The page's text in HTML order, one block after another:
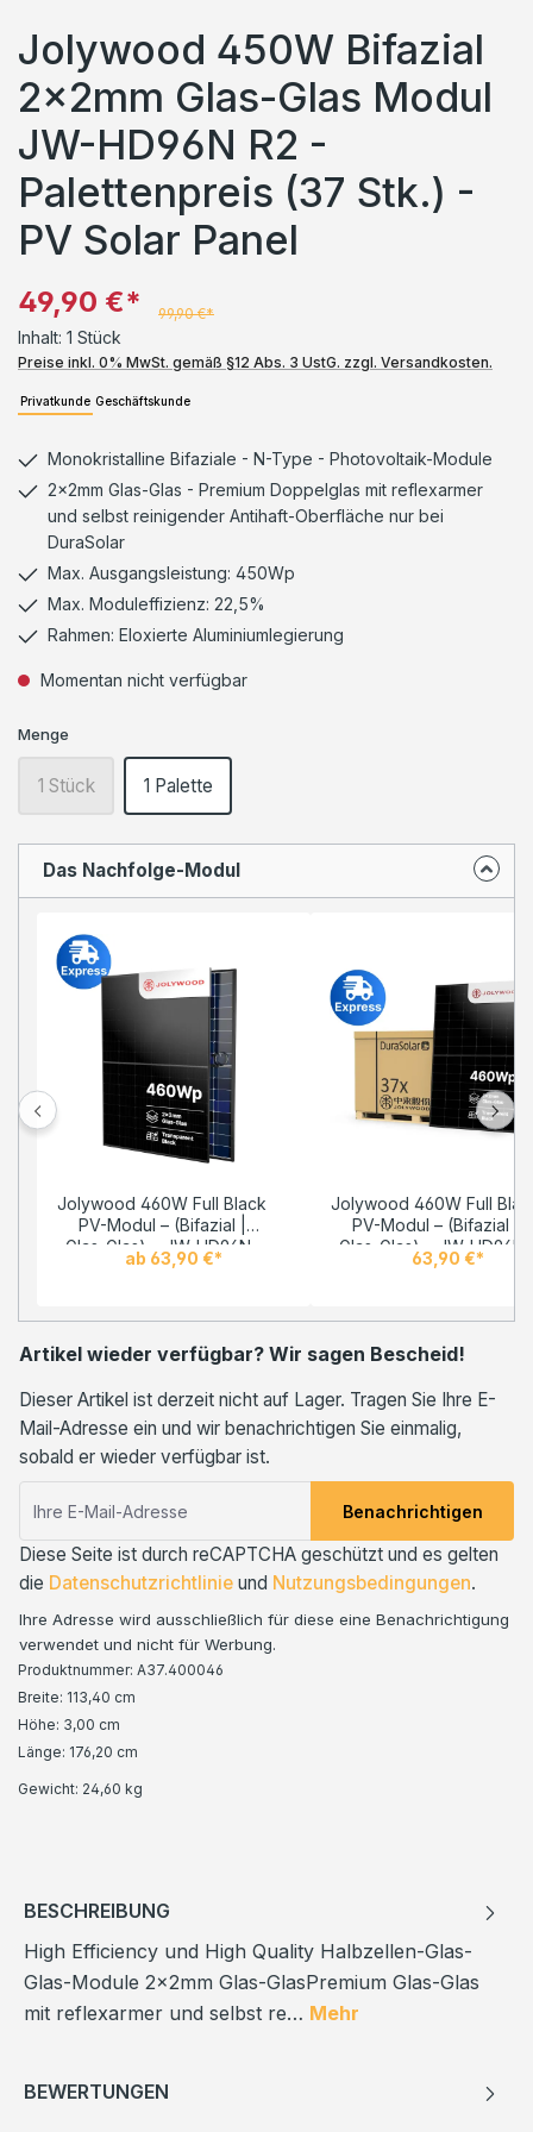
Jolywood 450W Bifazial
2x2mm Glas-Glas Modul
JW-HD96N R2 -
Palettenpreis (37 Stk.) -
PV Solar Panel
49,90 €* 99,90 €*
Inhalt: 1 Stück
Preise inkl. 0% MwSt. gemäß §12 Abs. 3 UstG. zzgl. Versandkosten.
Privatkunde Geschäftskunde
Monokristalline Bifaziale - N-Type - Photovoltaik-Module
2x2mm Glas-Glas - Premium Doppelglas mit reflexarmer
und selbst reinigender Antihaft-Oberfläche nur bei
DuraSolar
Max. Ausgangsleistung: 450Wp
Max. Moduleffizienz: 22,5%
Rahmen: Eloxierte Aluminiumlegierung
Momentan nicht verfügbar
Menge
1 Stück 1 Palette
Das Nachfolge-Modul
Jolywood 460W Full Black
PV-Modul – (Bifazial |
Glas-Glas) – JW-HD96N-
R2 – Solar Panel Menge: 1
ab 63,90 €*
Jolywood 460W Full
PV-Modul – (Bifazial |
Glas-Glas) – JW-HD96N-
R2 – Palettenpreis (37
63,90 €*
Artikel wieder verfügbar? Wir sagen Bescheid!
Dieser Artikel ist derzeit nicht auf Lager. Tragen Sie Ihre E-
Mail-Adresse ein und wir benachrichtigen Sie einmalig,
sobald er wieder verfügbar ist.
Benachrichtigen
Diese Seite ist durch reCAPTCHA geschützt und es gelten
die Datenschutzrichtlinie und Nutzungsbedingungen.
Ihre Adresse wird ausschließlich für diese eine Benachrichtigung
verwendet und nicht für Werbung.
Produktnummer: A37.400046
Breite: 113,40 cm
Höhe: 3,00 cm
Länge: 176,20 cm
Gewicht: 24,60 kg
BESCHREIBUNG
High Efficiency und High Quality Halbzellen-Glas-
Glas-Module 2x2mm Glas-GlasPremium Glas-Glas
mit reflexarmer und selbst re… Mehr
BEWERTUNGEN